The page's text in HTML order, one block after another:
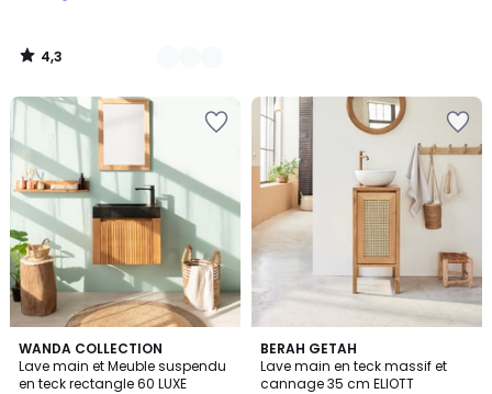
4,3
/
WANDA COLLECTION
Lave main et Meuble suspendu
en teck rectangle 60 LUXE
BERAH GETAH
Lave main en teck massif et
cannage 35 cm ELIOTT